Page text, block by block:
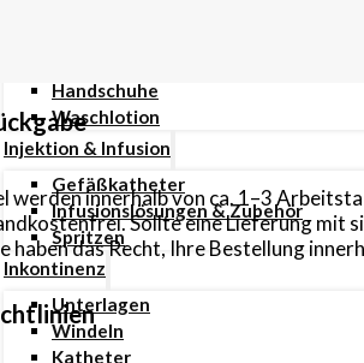
Handschuhe
Waschlotion
Injektion & Infusion
Gefäßkatheter
Infusionslösungen & Zubehör
Spritzen
Inkontinenz
Unterlagen
Windeln
Katheter
werden innerhalb von ca. 1–3
Sollte eine Lieferung mit
haben das Recht, Ihre Bestellung